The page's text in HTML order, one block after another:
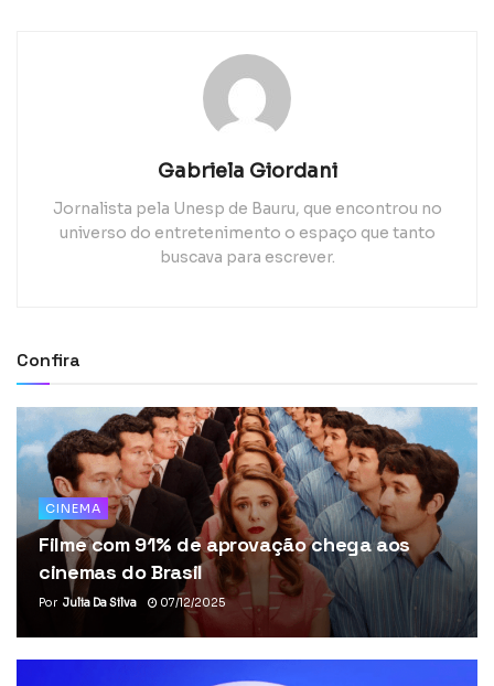
Gabriela Giordani
Jornalista pela Unesp de Bauru, que encontrou no
universo do entretenimento o espaço que tanto
buscava para escrever.
Confira
CINEMA
Filme com 91% de aprovação chega aos
cinemas do Brasil
Por Julia Da Silva 07/12/2025